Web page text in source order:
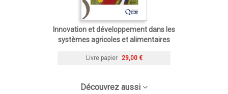
Innovation et développement dans les
systèmes agricoles et alimentaires
Livre papier 29,00 €
Découvrez aussi